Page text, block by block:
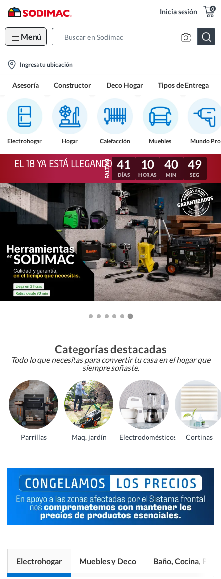
Inicia sesión 0
Menú
location-
Ingresa tu ubicación
Asesoría Constructor Deco Hogar Tipos de Entrega
Electrohogar Hogar Calefacción Muebles Mundo Pro
EL 18 YA ESTÁ LLEGANDO 41
DÍAS
10
HORAS
40
MIN
46
SEG
Categorías destacadas
Todo lo que necesitas para convertir tu casa en el hogar que
siempre soñaste.
Parrillas Maq. jardín Electrodomésticos Cortinas
Electrohogar Muebles y Deco Baño, Cocina, Pisos